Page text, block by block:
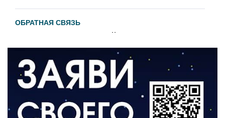
ОБРАТНАЯ СВЯЗЬ
Администрация онлайн
ВЛАСТЬ
День памяти и «Симфония народов»
06.08.2026